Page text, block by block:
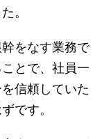
。
をなす業務で
とで、社員一
信頼していた
です。